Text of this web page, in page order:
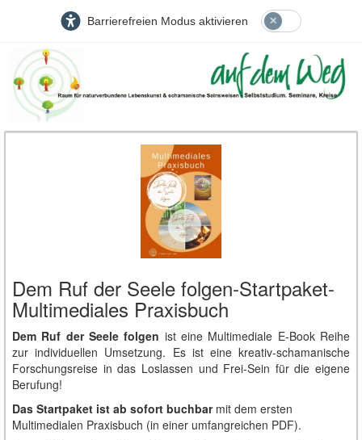
Barrierefreien Modus aktivieren
Dem Ruf der Seele folgen-Startpaket-
Multimediales Praxisbuch
Dem Ruf der Seele folgen ist eine Multimediale E-Book Reihe
zur individuellen Umsetzung. Es ist eine kreativ-schamanische
Forschungsreise in das Loslassen und Frei-Sein für die eigene
Berufung!
Das Startpaket ist ab sofort buchbar mit dem ersten
Multimedialen Praxisbuch (in einer umfangreichen PDF).